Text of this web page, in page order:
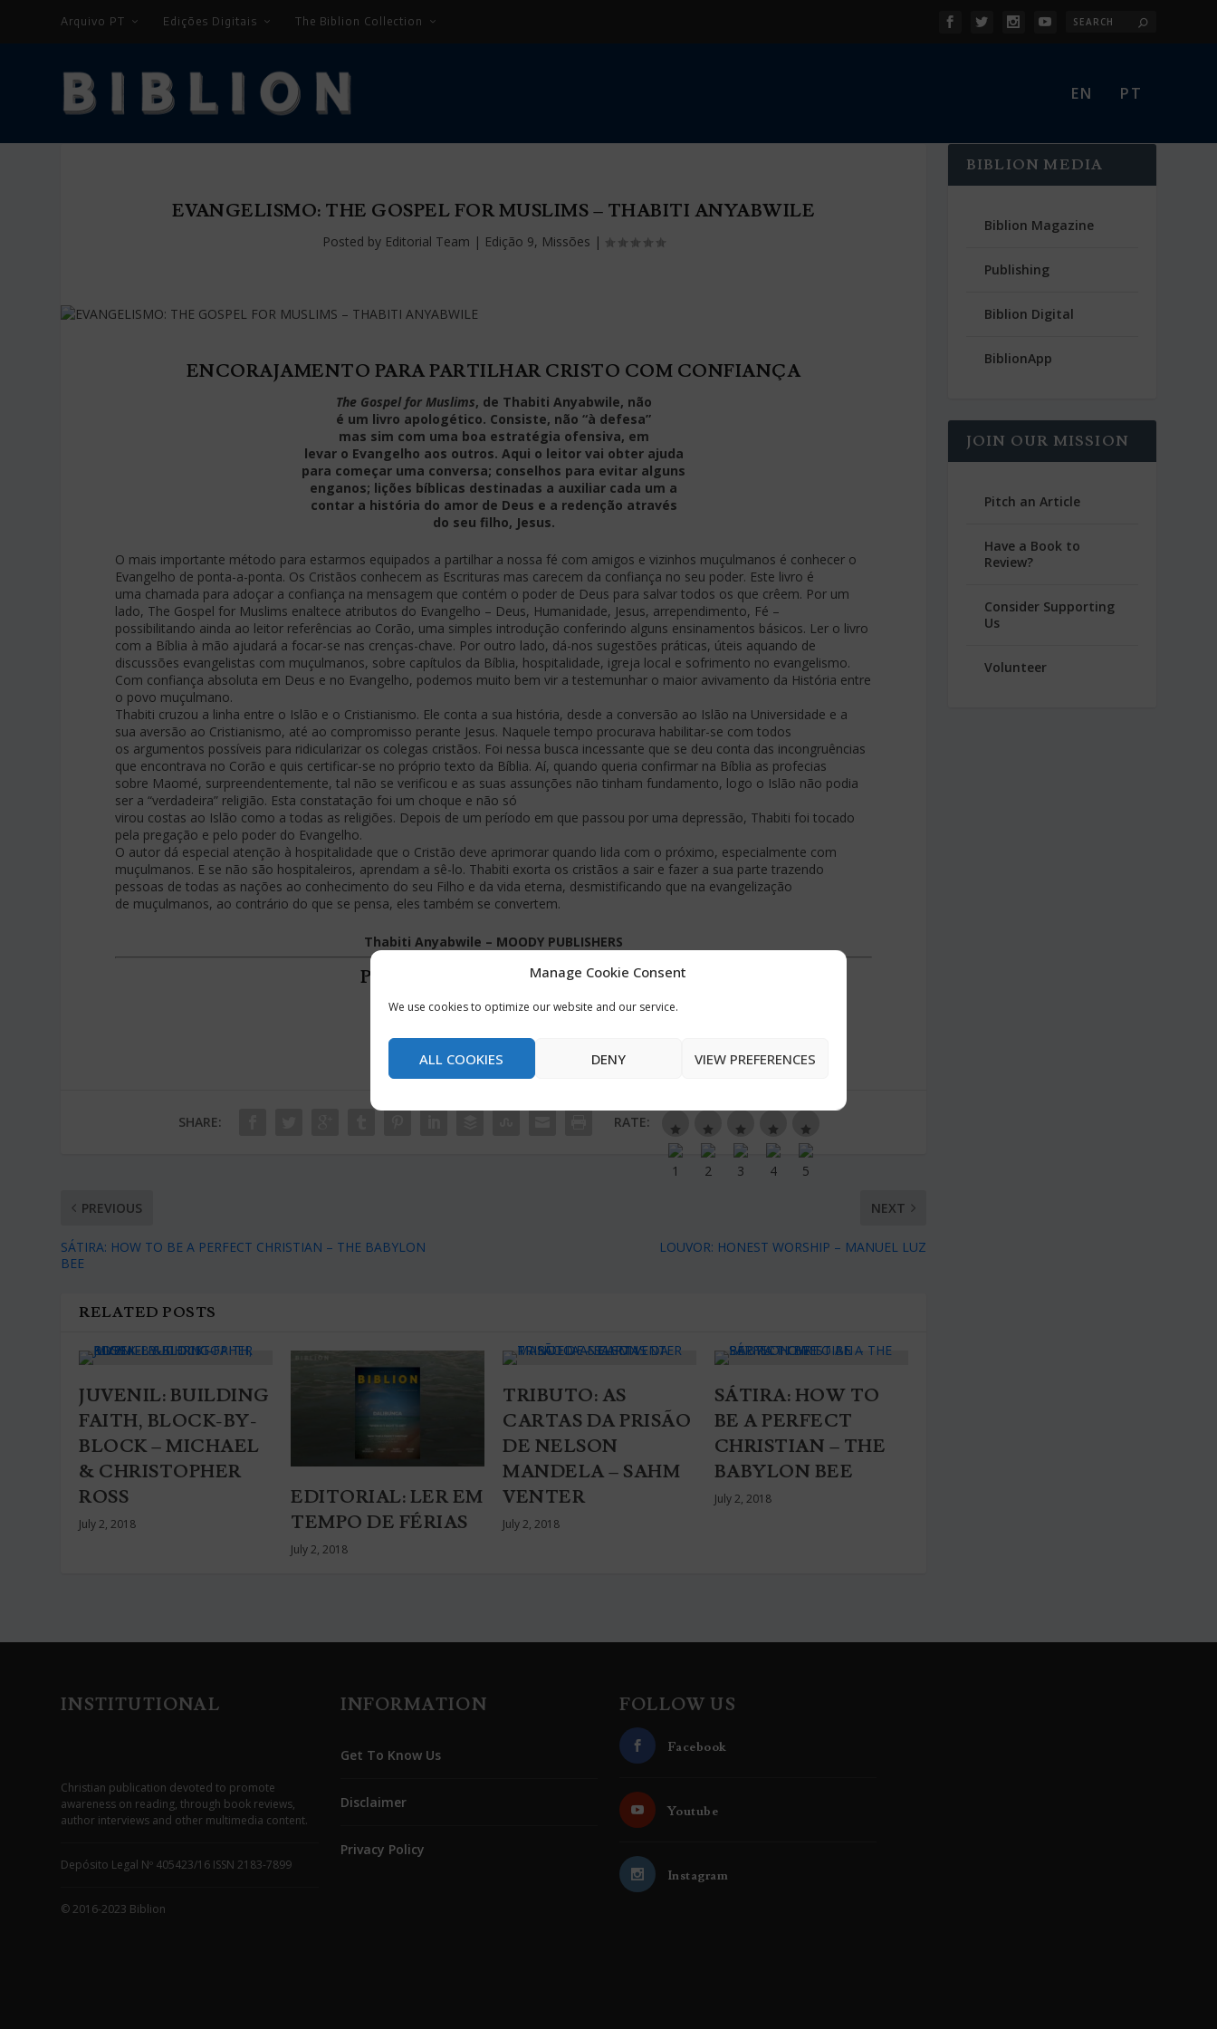
Manage Cookie Consent
We use cookies to optimize our website and our service.
ALL COOKIES DENY VIEW PREFERENCES
Arquivo PT Edições Digitais The Biblion Collection
EN PT
EVANGELISMO: THE GOSPEL FOR MUSLIMS – THABITI ANYABWILE
Posted by Editorial Team | Edição 9, Missões |
ENCORAJAMENTO PARA PARTILHAR CRISTO COM CONFIANÇA
The Gospel for Muslims, de Thabiti Anyabwile, não
é um livro apologético. Consiste, não “à defesa”
mas sim com uma boa estratégia ofensiva, em
levar o Evangelho aos outros. Aqui o leitor vai obter ajuda
para começar uma conversa; conselhos para evitar alguns
enganos; lições bíblicas destinadas a auxiliar cada um a
contar a história do amor de Deus e a redenção através
do seu filho, Jesus.
O mais importante método para estarmos equipados a partilhar a nossa fé com amigos e vizinhos muçulmanos é conhecer o
Evangelho de ponta-a-ponta. Os Cristãos conhecem as Escrituras mas carecem da confiança no seu poder. Este livro é
uma chamada para adoçar a confiança na mensagem que contém o poder de Deus para salvar todos os que crêem. Por um
lado, The Gospel for Muslims enaltece atributos do Evangelho – Deus, Humanidade, Jesus, arrependimento, Fé –
possibilitando ainda ao leitor referências ao Corão, uma simples introdução conferindo alguns ensinamentos básicos. Ler o livro
com a Bíblia à mão ajudará a focar-se nas crenças-chave. Por outro lado, dá-nos sugestões práticas, úteis aquando de
discussões evangelistas com muçulmanos, sobre capítulos da Bíblia, hospitalidade, igreja local e sofrimento no evangelismo.
Com confiança absoluta em Deus e no Evangelho, podemos muito bem vir a testemunhar o maior avivamento da História entre
o povo muçulmano.
Thabiti cruzou a linha entre o Islão e o Cristianismo. Ele conta a sua história, desde a conversão ao Islão na Universidade e a
sua aversão ao Cristianismo, até ao compromisso perante Jesus. Naquele tempo procurava habilitar-se com todos
os argumentos possíveis para ridicularizar os colegas cristãos. Foi nessa busca incessante que se deu conta das incongruências
que encontrava no Corão e quis certificar-se no próprio texto da Bíblia. Aí, quando queria confirmar na Bíblia as profecias
sobre Maomé, surpreendentemente, tal não se verificou e as suas assunções não tinham fundamento, logo o Islão não podia
ser a “verdadeira” religião. Esta constatação foi um choque e não só
virou costas ao Islão como a todas as religiões. Depois de um período em que passou por uma depressão, Thabiti foi tocado
pela pregação e pelo poder do Evangelho.
O autor dá especial atenção à hospitalidade que o Cristão deve aprimorar quando lida com o próximo, especialmente com
muçulmanos. E se não são hospitaleiros, aprendam a sê-lo. Thabiti exorta os cristãos a sair e fazer a sua parte trazendo
pessoas de todas as nações ao conhecimento do seu Filho e da vida eterna, desmistificando que na evangelização
de muçulmanos, ao contrário do que se pensa, eles também se convertem.
Thabiti Anyabwile – MOODY PUBLISHERS
POR PAULO SÉRGIO GOMES
SHARE: RATE:
PREVIOUS
SÁTIRA: HOW TO BE A PERFECT CHRISTIAN – THE BABYLON
BEE
NEXT
LOUVOR: HONEST WORSHIP – MANUEL LUZ
RELATED POSTS
JUVENIL: BUILDING
FAITH, BLOCK-BY-
BLOCK – MICHAEL
& CHRISTOPHER
ROSS
July 2, 2018
EDITORIAL: LER EM
TEMPO DE FÉRIAS
July 2, 2018
TRIBUTO: AS
CARTAS DA PRISÃO
DE NELSON
MANDELA – SAHM
VENTER
July 2, 2018
SÁTIRA: HOW TO
BE A PERFECT
CHRISTIAN – THE
BABYLON BEE
July 2, 2018
BIBLION MEDIA
Biblion Magazine
Publishing
Biblion Digital
BiblionApp
JOIN OUR MISSION
Pitch an Article
Have a Book to
Review?
Consider Supporting
Us
Volunteer
INSTITUTIONAL
Christian publication devoted to promote
awareness on reading, through book reviews,
author interviews and other multimedia content.
Depósito Legal Nº 405423/16 ISSN 2183-7899
© 2016-2023 Biblion
INFORMATION
Get To Know Us
Disclaimer
Privacy Policy
FOLLOW US
Facebook
Youtube
Instagram